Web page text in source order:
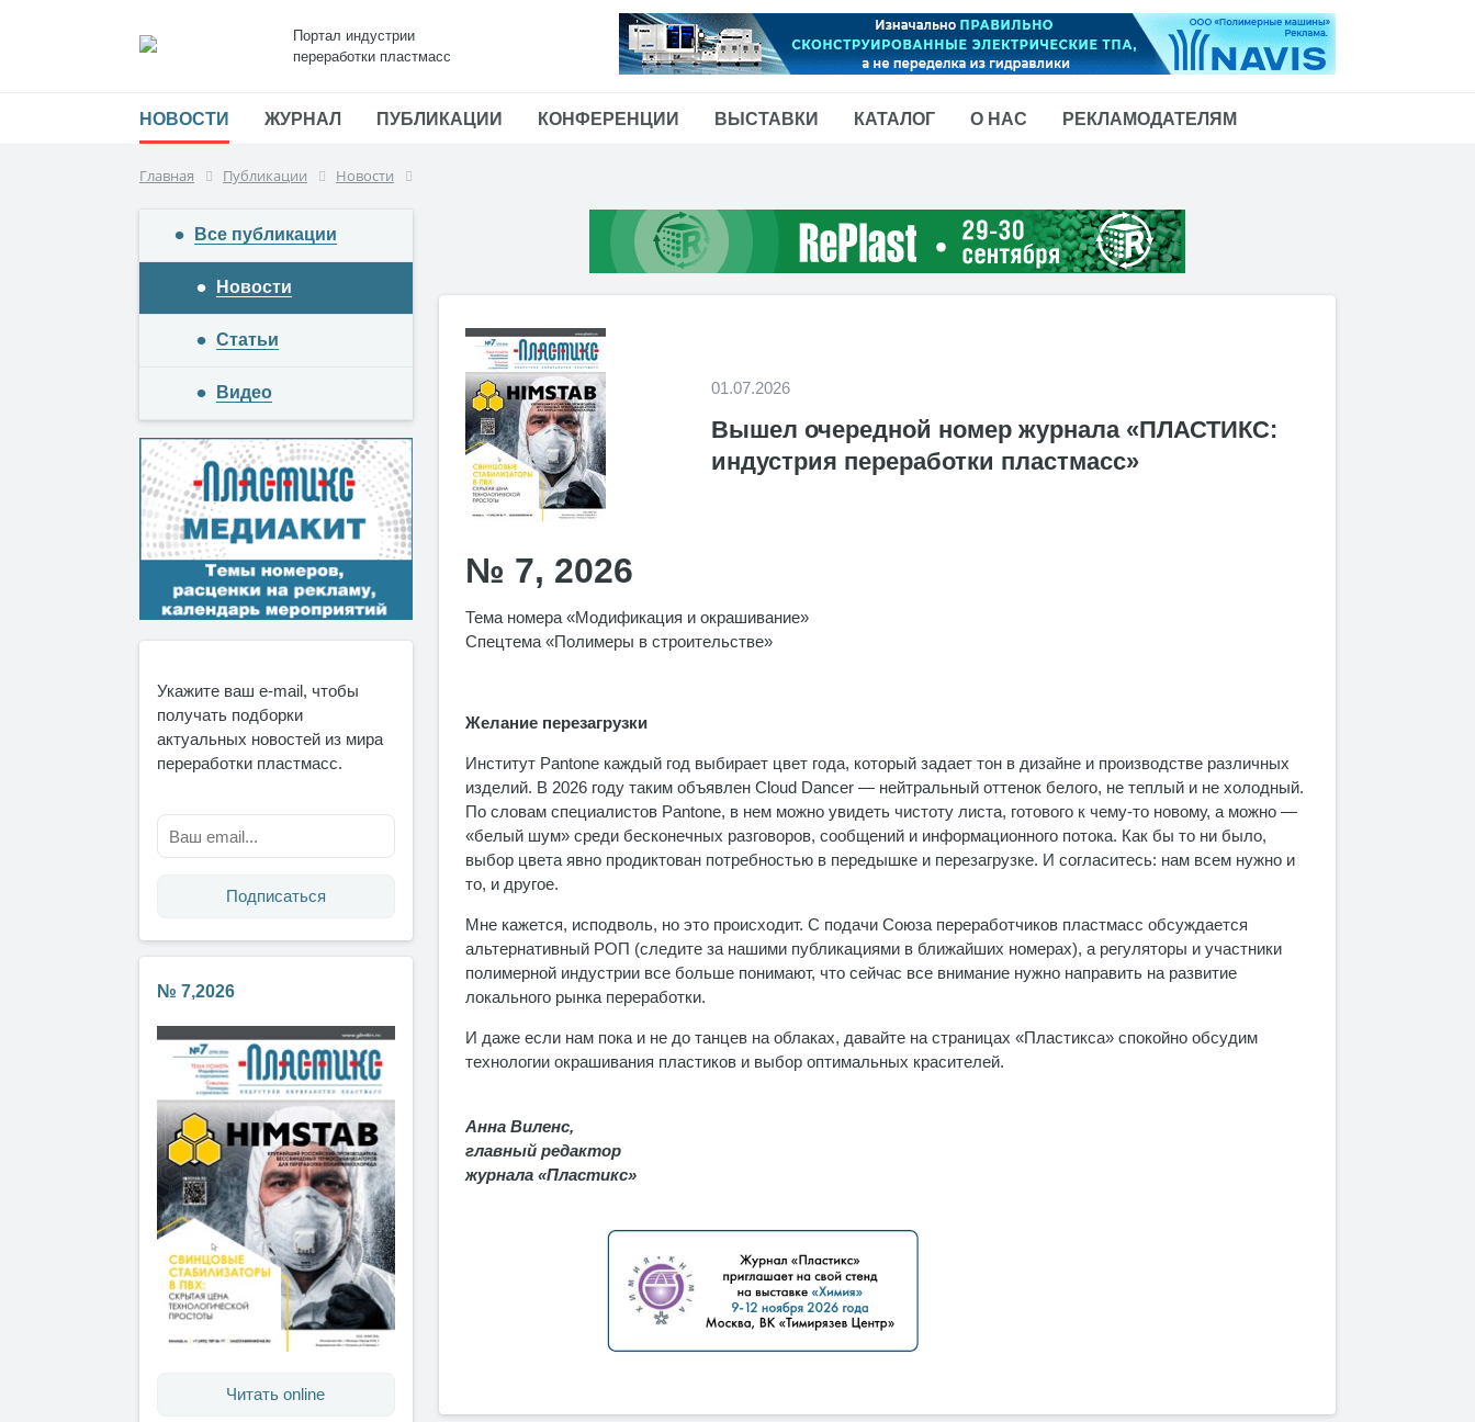
Портал индустрии
переработки пластмасс
НОВОСТИ ЖУРНАЛ ПУБЛИКАЦИИ КОНФЕРЕНЦИИ ВЫСТАВКИ КАТАЛОГ О НАС РЕКЛАМОДАТЕЛЯМ
Главная Публикации Новости
Все публикации
Новости
Статьи
Видео
№ 7,2026
Читать online
Укажите ваш e-mail, чтобы
получать подборки
актуальных новостей из мира
переработки пластмасс.
Подписаться
01.07.2026
Вышел очередной номер журнала «ПЛАСТИКС:
индустрия переработки пластмасс»
№ 7, 2026
Тема номера «Модификация и окрашивание»
Спецтема «Полимеры в строительстве»
Желание перезагрузки
Институт Pantone каждый год выбирает цвет года, который задает тон в дизайне и производстве различных
изделий. В 2026 году таким объявлен Cloud Dancer — нейтральный оттенок белого, не теплый и не холодный.
По словам специалистов Pantone, в нем можно увидеть чистоту листа, готового к чему-то новому, а можно —
«белый шум» среди бесконечных разговоров, сообщений и информационного потока. Как бы то ни было,
выбор цвета явно продиктован потребностью в передышке и перезагрузке. И согласитесь: нам всем нужно и
то, и другое.
Мне кажется, исподволь, но это происходит. С подачи Союза переработчиков пластмасс обсуждается
альтернативный РОП (следите за нашими публикациями в ближайших номерах), а регуляторы и участники
полимерной индустрии все больше понимают, что сейчас все внимание нужно направить на развитие
локального рынка переработки.
И даже если нам пока и не до танцев на облаках, давайте на страницах «Пластикса» спокойно обсудим
технологии окрашивания пластиков и выбор оптимальных красителей.
Анна Виленс,
главный редактор
журнала «Пластикс»